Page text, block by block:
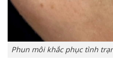
Phun môi khắc phục tình